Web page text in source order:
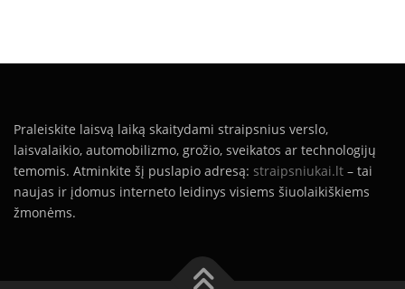
Praleiskite laisvą laiką skaitydami straipsnius verslo,
laisvalaikio, automobilizmo, grožio, sveikatos ar technologijų
temomis. Atminkite šį puslapio adresą: straipsniukai.lt – tai
naujas ir įdomus interneto leidinys visiems šiuolaikiškiems
žmonėms.